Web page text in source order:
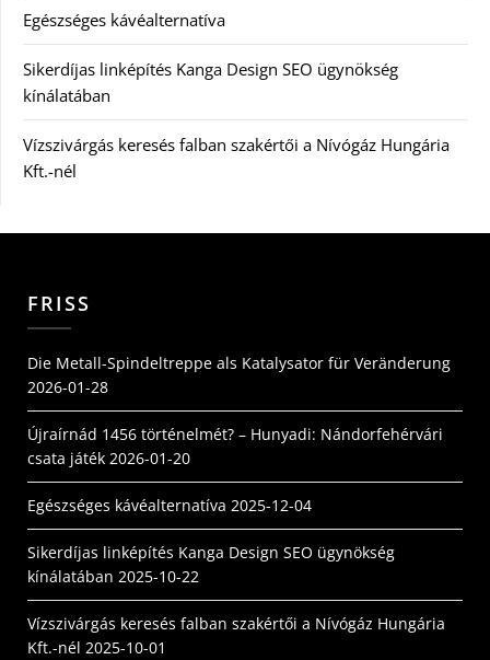
Egészséges kávéalternatíva
Sikerdíjas linképítés Kanga Design SEO ügynökség
kínálatában
Vízszivárgás keresés falban szakértői a Nívógáz Hungária
Kft.-nél
FRISS
Die Metall-Spindeltreppe als Katalysator für Veränderung
2026-01-28
Újraírnád 1456 történelmét? – Hunyadi: Nándorfehérvári
csata játék 2026-01-20
Egészséges kávéalternatíva 2025-12-04
Sikerdíjas linképítés Kanga Design SEO ügynökség
kínálatában 2025-10-22
Vízszivárgás keresés falban szakértői a Nívógáz Hungária
Kft.-nél 2025-10-01